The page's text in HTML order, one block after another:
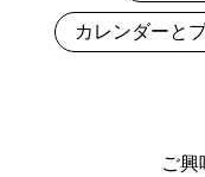
ご
カレンダーと